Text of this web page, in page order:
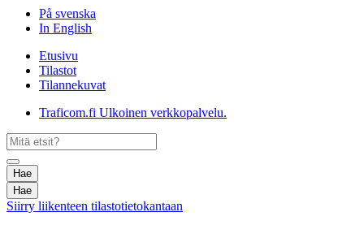
På svenska
In English
Etusivu
Tilastot
Tilannekuvat
Traficom.fi Ulkoinen verkkopalvelu.
Hae
Hae
Siirry liikenteen tilastotietokantaan